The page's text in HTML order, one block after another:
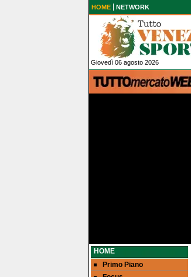
HOME NETWORK
Giovedì 06 agosto 2026
HOME
Primo Piano